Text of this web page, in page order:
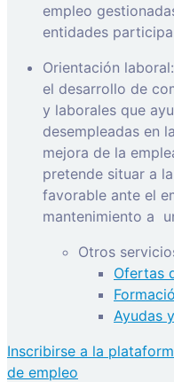
empleo
entidades
Orientación
el desarrollo de
y laborales que
desempleadas en
mejora de la
pretende situar a
favorable ante el
mantenimiento a
Otros
Ofertas
Ayudas
Inscribirse a la
de empleo